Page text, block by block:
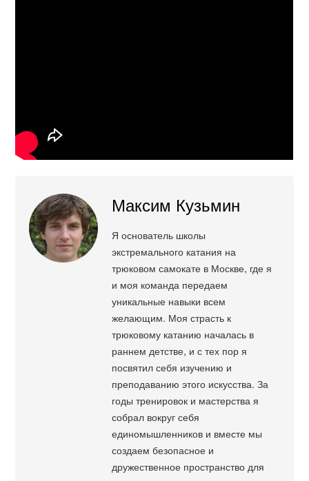
Максим Кузьмин
Я основатель школы
экстремального катания на
трюковом самокате в Москве, где я
и моя команда передаем
уникальные навыки всем
желающим. Моя страсть к
трюковому катанию началась в
раннем детстве, и с тех пор я
посвятил себя изучению и
преподаванию этого искусства. За
годы тренировок и мастерства я
собрал вокруг себя
единомышленников и вместе мы
создаем безопасное и
дружественное пространство для